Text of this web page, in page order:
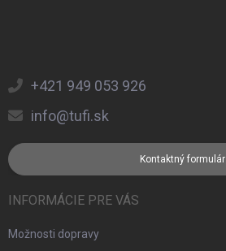
+421 949 053 926
info@tufi.sk
Kontaktný formulár
INFORMÁCIE PRE VÁS
Možnosti dopravy